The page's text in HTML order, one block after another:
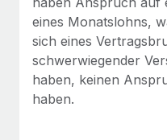
mit Remote
Phiture ist der
Wachstumsberatung für
Mehr erfahren
eines Monatslohns,
sich eines
schwerwiegender
haben, keinen
haben.